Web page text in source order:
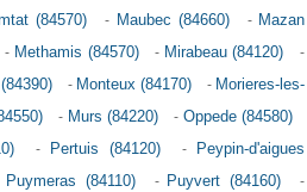
(84570) - Maubec (84660) - Mazan
- Methamis (84570) - Mirabeau (84120)
-
- Monteux (84170) - Morieres-les-
- Murs (84220) - Oppede (84580)
- Pertuis (84120) -
Peypin-d'aigues
Puymeras (84110) - Puyvert (84160)
-